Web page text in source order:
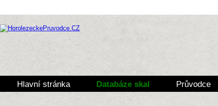
Hlavní stránka Databáze skal Průvodce